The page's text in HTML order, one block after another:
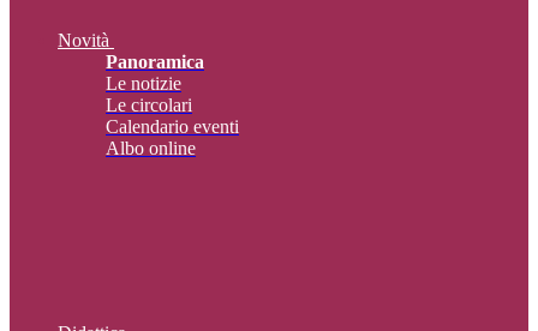
Novità
Panoramica
Le notizie
Le circolari
Calendario eventi
Albo online